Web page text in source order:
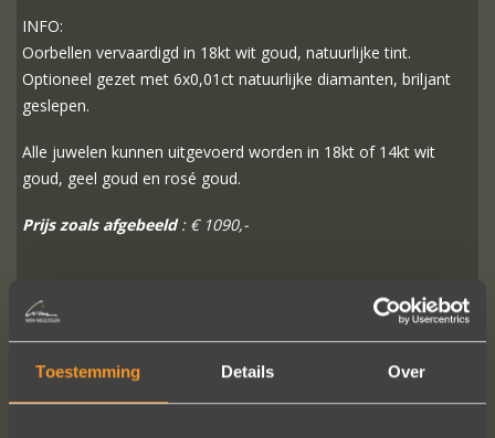
Toestemming Details Over
INFO:
Oorbellen vervaardigd in 18kt wit goud, natuurlijke tint.
Optioneel gezet met 6x0,01ct natuurlijke diamanten, briljant
geslepen.
Alle juwelen kunnen uitgevoerd worden in 18kt of 14kt wit
goud, geel goud en rosé goud.
Prijs zoals afgebeeld: € 1090,-
MEER INFO